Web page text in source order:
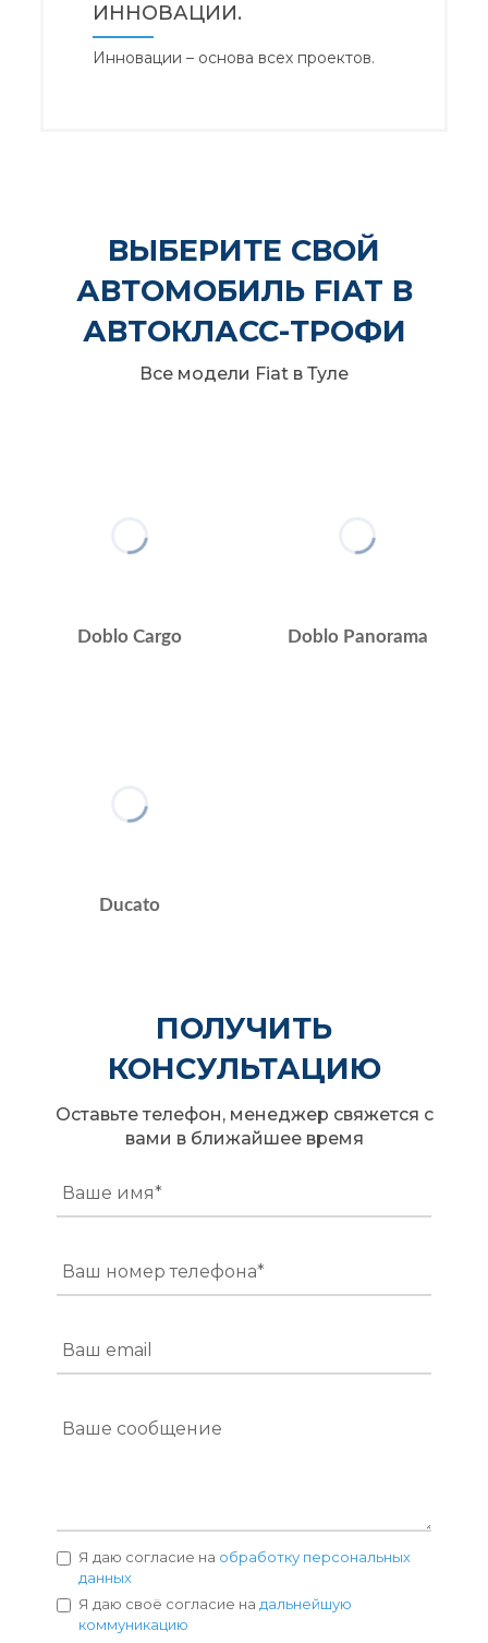
ИННОВАЦИИ.
Инновации – основа всех проектов.
ВЫБЕРИТЕ СВОЙ
АВТОМОБИЛЬ FIAT В
АВТОКЛАСС-ТРОФИ
Все модели Fiat в Туле
Doblo Cargo Doblo Panorama
Ducato
ПОЛУЧИТЬ
КОНСУЛЬТАЦИЮ
Оставьте телефон, менеджер свяжется с
вами в ближайшее время
Ваше имя*
Ваш номер телефона*
Ваш email
Ваше сообщение
Я даю согласие на обработку персональных
данных
Я даю своё согласие на дальнейшую
коммуникацию